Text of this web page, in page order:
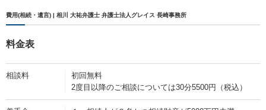
費用(相続・遺言) | 相川 大祐弁護士 弁護士法人グレイス 長崎事務所
料金表
相談料
初回無料
2度目以降のご相談については30分5500円（税込）